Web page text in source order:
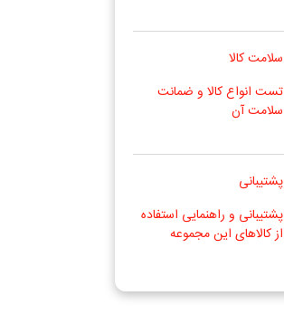
سلامت کالا
تست انواع کالا و ضمانت
سلامت آن
پشتیبانی
پشتیبانی و راهنمایی استفاده
از کالاهای این مجموعه